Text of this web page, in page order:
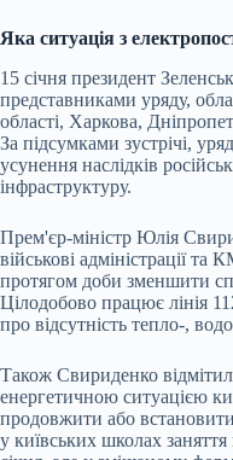
Яка ситуація з
15 січня президент
представниками уряду,
області, Харкова,
За підсумками зустрічі,
усунення наслідків
інфраструктуру.
Прем'єр-міністр Юлія
військові адміністрації
протягом доби зменшити
Цілодобово працює лінія
про відсутність тепло-,
Також Свириденко
енергетичною ситуацією
продовжити або
у київських школах заняття